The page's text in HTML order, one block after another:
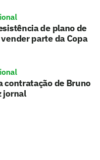
de plano de
parte da Copa
contratação de Bruno
jornal